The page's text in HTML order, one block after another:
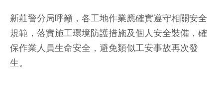
新莊警分局呼籲，各工地作業應確實遵守相關安全
規範，落實施工環境防護措施及個人安全裝備，確
保作業人員生命安全，避免類似工安事故再次發
生。